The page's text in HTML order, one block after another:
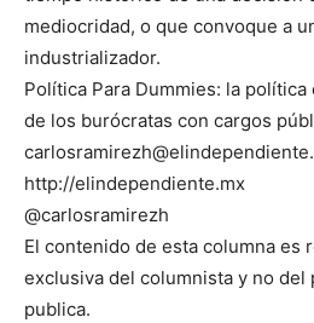
mediocridad, o que convoque a
industrializador.
Política Para Dummies: la
de los burócratas con cargos
http://elindependiente.mx
@carlosramirezh
El contenido de esta columna es
exclusiva del columnista y no del
publica.